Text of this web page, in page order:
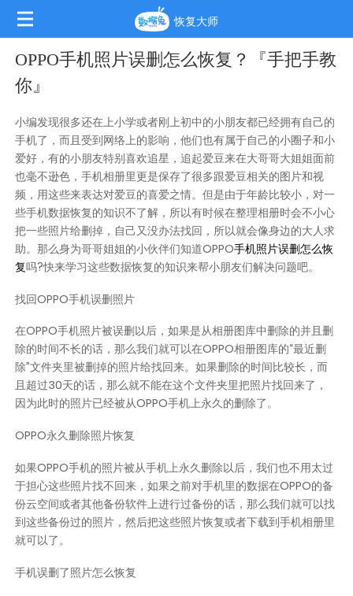
恢复大师
OPPO手机照片误删怎么恢复？『手把手教
你』
小编发现很多还在上小学或者刚上初中的小朋友都已经拥有自己的
手机了，而且受到网络上的影响，他们也有属于自己的小圈子和小
爱好，有的小朋友特别喜欢追星，追起爱豆来在大哥哥大姐姐面前
也毫不逊色，手机相册里更是保存了很多跟爱豆相关的图片和视
频，用这些来表达对爱豆的喜爱之情。但是由于年龄比较小，对一
些手机数据恢复的知识不了解，所以有时候在整理相册时会不小心
把一些照片给删掉，自己又没办法找回，所以就会像身边的大人求
助。那么身为哥哥姐姐的小伙伴们知道OPPO手机照片误删怎么恢
复吗?快来学习这些数据恢复的知识来帮小朋友们解决问题吧。
找回OPPO手机误删照片
在OPPO手机照片被误删以后，如果是从相册图库中删除的并且删
除的时间不长的话，那么我们就可以在OPPO相册图库的“最近删
除”文件夹里被删掉的照片给找回来。如果删除的时间比较长，而
且超过30天的话，那么就不能在这个文件夹里把照片找回来了，
因为此时的照片已经被从OPPO手机上永久的删除了。
OPPO永久删除照片恢复
如果OPPO手机的照片被从手机上永久删除以后，我们也不用太过
于担心这些照片找不回来，如果之前对手机里的数据在OPPO的备
份云空间或者其他备份软件上进行过备份的话，那么我们就可以找
到这些备份过的照片，然后把这些照片恢复或者下载到手机相册里
就可以了。
手机误删了照片怎么恢复